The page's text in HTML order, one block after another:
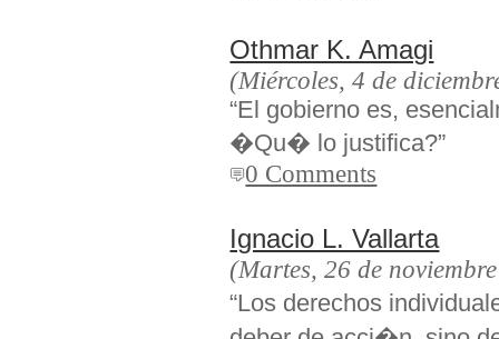
Othmar K. Amagi
(Miércoles, 4 de
“El gobierno es,
�Qu� lo justifica?”
0 Comments
Ignacio L. Vallarta
(Martes, 26 de
“Los derechos